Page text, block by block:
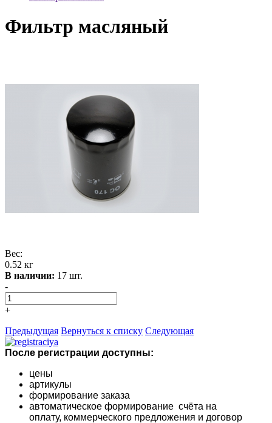
Фильтр масляный
Вес:
0.52 кг
В наличии: 17 шт.
-
+
Предыдущая Вернуться к списку Следующая
После регистрации доступны:
цены
артикулы
формирование заказа
автоматическое формирование счёта на
оплату, коммерческого предложения и договор